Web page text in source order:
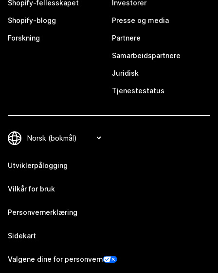
Shopify-fellesskapet
Shopify-blogg
Forskning
Investorer
Presse og media
Partnere
Samarbeidspartnere
Juridisk
Tjenestestatus
Utviklerpålogging
Vilkår for bruk
Personvernerklæring
Sidekart
Valgene dine for personvern